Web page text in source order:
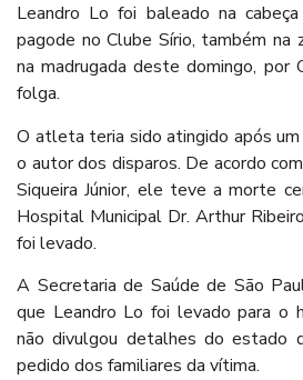
Leandro Lo foi baleado na
pagode no Clube Sírio, também na
na madrugada deste domingo, por
folga.
O atleta teria sido atingido após
o autor dos disparos. De acordo
Siqueira Júnior, ele teve a morte
Hospital Municipal Dr. Arthur
foi levado.
A Secretaria de Saúde de São
que Leandro Lo foi levado para o
não divulgou detalhes do estado
pedido dos familiares da vítima.